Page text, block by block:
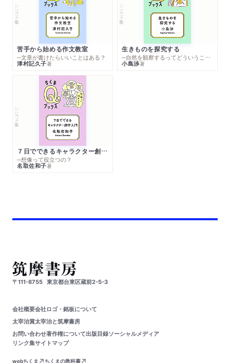
シリーズ・全集
苦手から始める作文教室
─文章が書けたらいいことはある？
津村記久子著
シリーズ・全集
生きものを探究する
─自然を観察するってどういうこと？
小島渉著
シリーズ・全集
７日でできるキャラクター創作入門
─想像って役立つの？
名取佐和子著
〒111-8755 東京都台東区蔵前2-5-3
会社概要会社ロゴ・銘板について
太宰治賞太宰治と筑摩書房
お問い合わせ著作権について出版目録ソーシャルメディア
リンク集サイトマップ
webちくま ちくまの教科書